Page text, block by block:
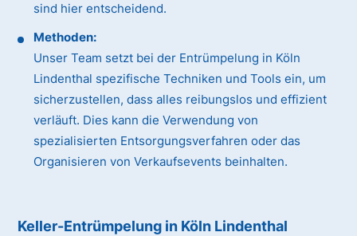
sind hier entscheidend.
Methoden:
Unser Team setzt bei der Entrümpelung in Köln
Lindenthal spezifische Techniken und Tools ein, um
sicherzustellen, dass alles reibungslos und effizient
verläuft. Dies kann die Verwendung von
spezialisierten Entsorgungsverfahren oder das
Organisieren von Verkaufsevents beinhalten.
Keller-Entrümpelung in Köln Lindenthal